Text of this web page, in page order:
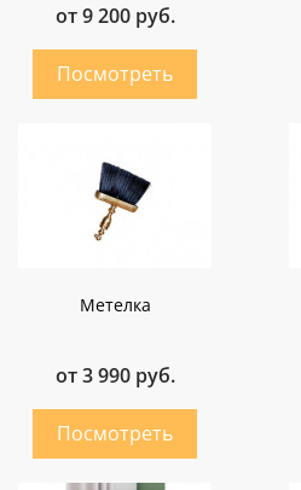
от 9 200 руб.
Метелка
от 3 990 руб.